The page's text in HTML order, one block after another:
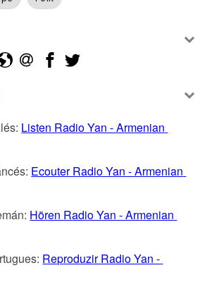
Listen Radio Yan - Armenian
Ecouter Radio Yan - Armenian
Hören Radio Yan - Armenian
Reproduzir Radio Yan -